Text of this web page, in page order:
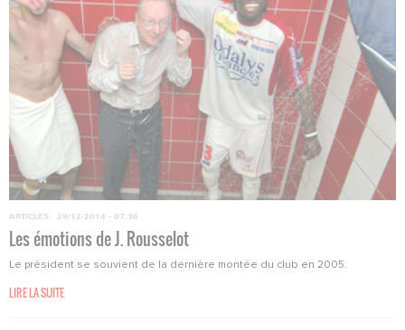
ARTICLES · 29/12/2014 - 07:36
Les émotions de J. Rousselot
Le président se souvient de la dernière montée du club en 2005.
LIRE LA SUITE